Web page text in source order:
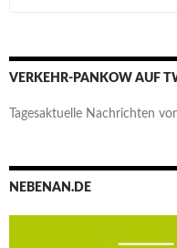
VERKEHR-PANKOW AUF
Tagesaktuelle Nachrichten
NEBENAN.DE